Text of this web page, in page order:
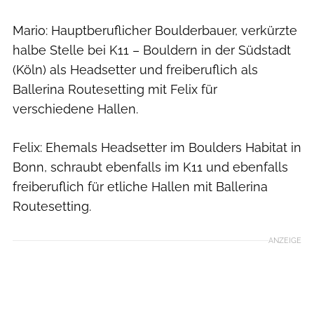
Mario: Hauptberuflicher Boulderbauer, verkürzte
halbe Stelle bei K11 – Bouldern in der Südstadt
(Köln) als Headsetter und freiberuflich als
Ballerina Routesetting mit Felix für
verschiedene Hallen.
Felix: Ehemals Headsetter im Boulders Habitat in
Bonn, schraubt ebenfalls im K11 und ebenfalls
freiberuflich für etliche Hallen mit Ballerina
Routesetting.
ANZEIGE